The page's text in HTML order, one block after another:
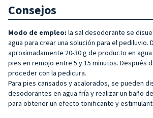
Consejos
Modo de empleo: la sal desodorante se
agua para crear una solución para el pediluvio.
aproximadamente 20-30 g de producto en
pies en remojo entre 5 y 15 minutos. Después
proceder con la pedicura.
Para pies cansados y acalorados, se pueden
desodorantes en agua fría y realizar un baño
para obtener un efecto tonificante y